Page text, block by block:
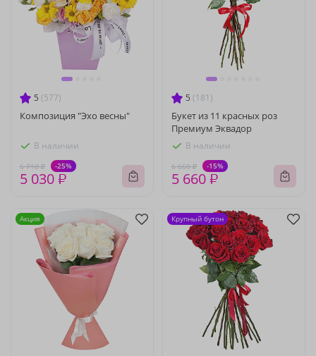
5 (577)
Композиция "Эхо весны"
В наличии
6 710 ₽ -25%
5 030 ₽
5 (181)
Букет из 11 красных роз
Премиум Эквадор
В наличии
6 660 ₽ -15%
5 660 ₽
Акция Крупный бутон